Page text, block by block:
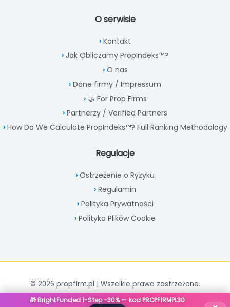
O serwisie
Kontakt
Jak Obliczamy PropIndeks™?
O nas
Dane firmy / Impressum
🤝 For Prop Firms
Partnerzy / Verified Partners
How Do We Calculate PropIndeks™? Full Ranking Methodology
Regulacje
Ostrzeżenie o Ryzyku
Regulamin
Polityka Prywatności
Polityka Plików Cookie
© 2026 propfirm.pl | Wszelkie prawa zastrzeżone.
🎁 BrightFunded 1-Step -30% — kod PROPFIRMPL30